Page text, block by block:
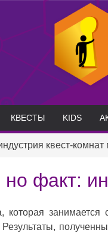
КВЕСТЫ KIDS
квест-
факт:
которая